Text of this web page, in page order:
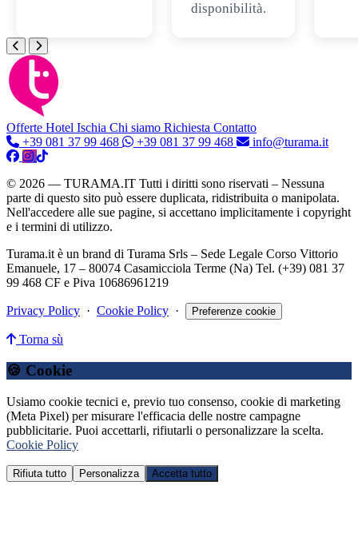
disponibilità.
Offerte Hotel Ischia Chi siamo Richiesta Contatto
+39 081 37 99 468
+39 081 37 99 468 info@turama.it
© 2026 — TURAMA.IT Tutti i diritti sono riservati – Nessuna
parte di questo sito può essere duplicata, ridistribuita o manipolata.
Nell'accedere alle sue pagine, si accettano implicitamente i copyright
e i termini di utilizzo.
Turama.it è un brand di Turama Srls – Sede Legale Corso Vittorio
Emanuele, 17 – 80074 Casamicciola Terme (Na) Tel. (+39) 081 37
99 468 CF e Piva 10686961219
Privacy Policy · Cookie Policy · Preferenze cookie
Torna sù
🍪 Cookie
Usiamo cookie tecnici e, previo tuo consenso, cookie di marketing
(Meta Pixel) per misurare l'efficacia delle nostre campagne
pubblicitarie. Puoi accettarli, rifiutarli o personalizzare la scelta.
Cookie Policy
Rifiuta tutto Personalizza Accetta tutto